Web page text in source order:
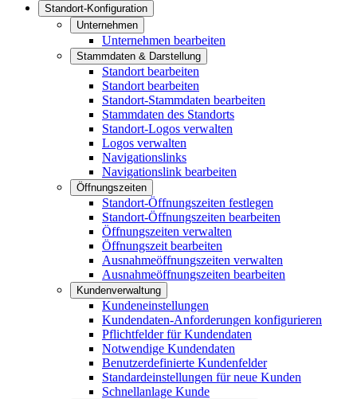
Standort-Konfiguration
Unternehmen
Unternehmen bearbeiten
Stammdaten & Darstellung
Standort bearbeiten
Standort bearbeiten
Standort-Stammdaten bearbeiten
Stammdaten des Standorts
Standort-Logos verwalten
Logos verwalten
Navigationslinks
Navigationslink bearbeiten
Öffnungszeiten
Standort-Öffnungszeiten festlegen
Standort-Öffnungszeiten bearbeiten
Öffnungszeiten verwalten
Öffnungszeit bearbeiten
Ausnahmeöffnungszeiten verwalten
Ausnahmeöffnungszeiten bearbeiten
Kundenverwaltung
Kundeneinstellungen
Kundendaten-Anforderungen konfigurieren
Pflichtfelder für Kundendaten
Notwendige Kundendaten
Benutzerdefinierte Kundenfelder
Standardeinstellungen für neue Kunden
Schnellanlage Kunde